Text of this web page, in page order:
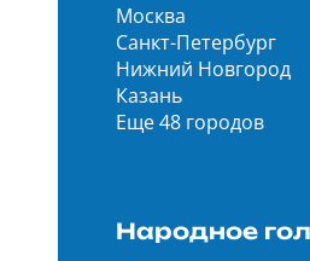
Москва
Санкт-Петербург
Нижний Новгород
Казань
Еще 48 городов
Народное